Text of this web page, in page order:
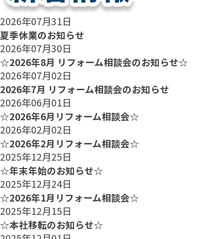
2026年07月31日
夏季休業のお知らせ
2026年07月30日
☆2026年8月 リフォーム相談会のお知らせ☆
2026年07月02日
2026年7月 リフォーム相談会のお知らせ
2026年06月01日
☆2026年6月リフォーム相談会☆
2026年02月02日
☆2026年2月リフォーム相談会☆
2025年12月25日
☆年末年始のお知らせ☆
2025年12月24日
☆2026年1月リフォーム相談会☆
2025年12月15日
☆本社移転のお知らせ☆